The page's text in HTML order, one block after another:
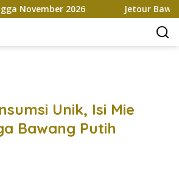
2026 Jetour Bawa
Unik, Isi Mie
Bawang Putih